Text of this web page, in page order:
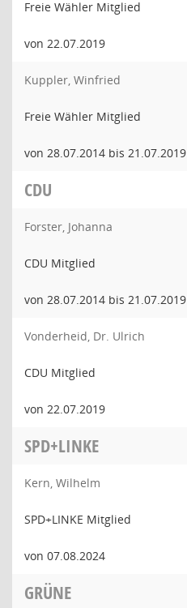
Freie Wähler Mitglied
von 22.07.2019
Kuppler, Winfried
Freie Wähler Mitglied
von 28.07.2014 bis 21.07.2019
CDU
Forster, Johanna
CDU Mitglied
von 28.07.2014 bis 21.07.2019
Vonderheid, Dr. Ulrich
CDU Mitglied
von 22.07.2019
SPD+LINKE
Kern, Wilhelm
SPD+LINKE Mitglied
von 07.08.2024
GRÜNE